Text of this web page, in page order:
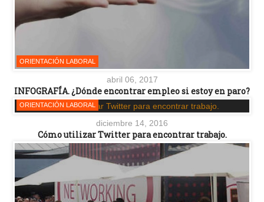
ORIENTACIÓN LABORAL
abril 06, 2017
INFOGRAFÍA. ¿Dónde encontrar empleo si estoy en paro?
ORIENTACIÓN LABORAL
diciembre 14, 2016
Cómo utilizar Twitter para encontrar trabajo.